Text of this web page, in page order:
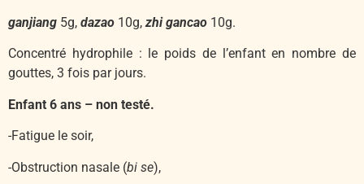
ganjiang 5g, dazao 10g,zhi gancao 10g.
Concentré hydrophile : le poids de l’enfant en nombre de
gouttes, 3 fois par jours.
Enfant 6 ans – non testé.
-Fatigue le soir,
-Obstruction nasale (bi se),